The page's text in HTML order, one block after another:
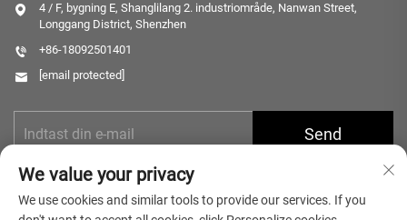
4 / F, bygning E, Shanglilang 2. industriområde, Nanwan Street,
Longgang District, Shenzhen
+86-18092501401
[email protected]
Send
We value your privacy
We use cookies and similar tools to provide our services. If you